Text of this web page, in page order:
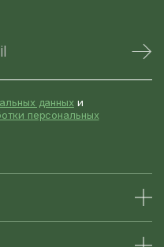
данных и
персональных